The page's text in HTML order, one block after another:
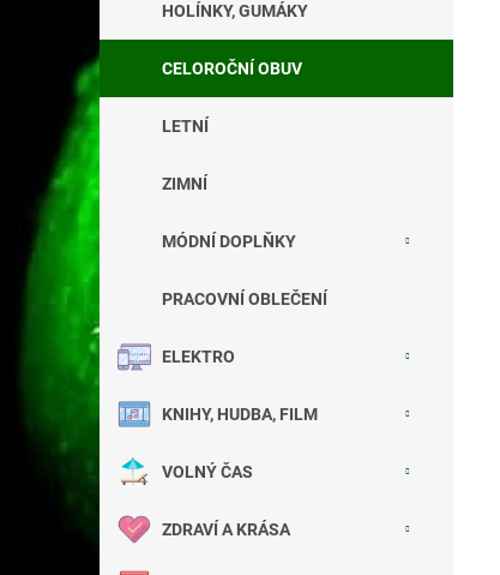
HOLÍNKY, GUMÁKY
CELOROČNÍ OBUV
LETNÍ
ZIMNÍ
MÓDNÍ DOPLŇKY
PRACOVNÍ OBLEČENÍ
ELEKTRO
KNIHY, HUDBA, FILM
VOLNÝ ČAS
ZDRAVÍ A KRÁSA